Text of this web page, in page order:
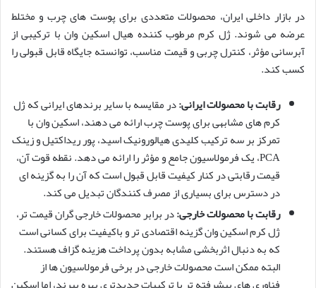
در بازار داخلی ایران، محصولات متعددی برای پوست های چرب و مختلط
عرضه می شوند. ژل کرم مرطوب کننده هیال اسکین وان با ترکیبی از
آبرسانی مؤثر، کنترل چربی و قیمت مناسب، توانسته جایگاه قابل قبولی را
کسب کند.
رقابت با محصولات ایرانی:در مقایسه با سایر برندهای ایرانی که ژل
کرم های مشابهی برای پوست چرب ارائه می دهند، اسکین وان با
تمرکز بر سه ترکیب کلیدی هیالورونیک اسید، پور ریداکتیل و زینک
PCA، یک فرمولاسیون جامع و مؤثر را ارائه می دهد. نقطه قوت آن،
قیمت رقابتی در کنار کیفیت قابل قبول است که آن را به گزینه ای
در دسترس برای بسیاری از مصرف کنندگان تبدیل می کند.
رقابت با محصولات خارجی:در برابر محصولات خارجی گران قیمت تر،
ژل کرم اسکین وان گزینه اقتصادی تر و باکیفیت برای کسانی است
که به دنبال اثربخشی مشابه بدون پرداخت هزینه گزاف هستند.
البته ممکن است محصولات خارجی در برخی فرمولاسیون ها از